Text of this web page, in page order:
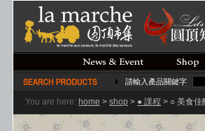
請輸入產品關鍵字
You are here: home > shop > ● 課程 > ○ 美食佳